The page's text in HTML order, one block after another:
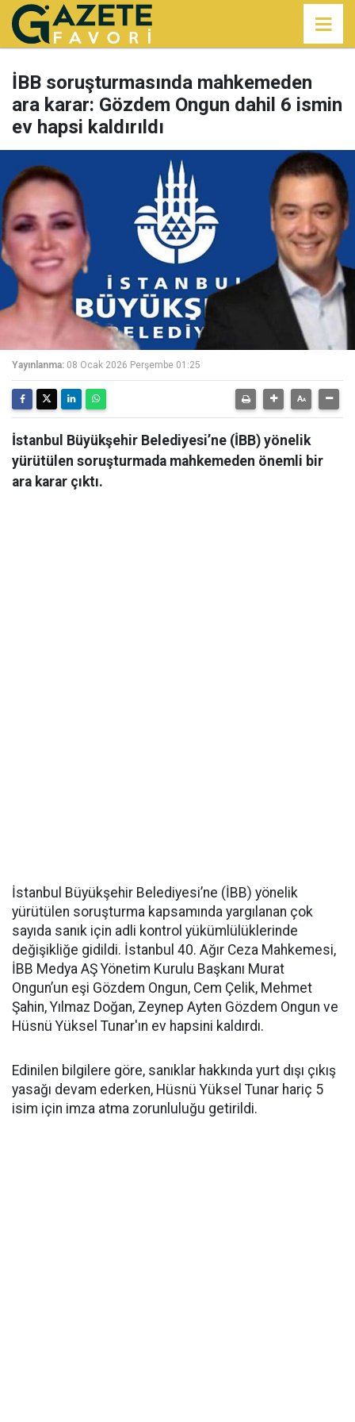
İBB soruşturmasında mahkemeden
ara karar: Gözdem Ongun dahil 6 ismin
ev hapsi kaldırıldı
Yayınlanma: 08 Ocak 2026 Perşembe 01:25
İstanbul Büyükşehir Belediyesi’ne (İBB) yönelik
yürütülen soruşturmada mahkemeden önemli bir
ara karar çıktı.
İstanbul Büyükşehir Belediyesi’ne (İBB) yönelik
yürütülen soruşturma kapsamında yargılanan çok
sayıda sanık için adli kontrol yükümlülüklerinde
değişikliğe gidildi. İstanbul 40. Ağır Ceza Mahkemesi,
İBB Medya AŞ Yönetim Kurulu Başkanı Murat
Ongun’un eşi Gözdem Ongun, Cem Çelik, Mehmet
Şahin, Yılmaz Doğan, Zeynep Ayten Gözdem Ongun ve
Hüsnü Yüksel Tunar'ın ev hapsini kaldırdı.
Edinilen bilgilere göre, sanıklar hakkında yurt dışı çıkış
yasağı devam ederken, Hüsnü Yüksel Tunar hariç 5
isim için imza atma zorunluluğu getirildi.